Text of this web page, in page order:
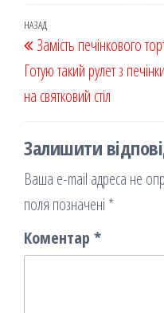
k on
я
Навігація
записів
Попередній
запис
НАЗАД
Замість печінкового
Готую такий рулет з печінки
на святковий стіл
Залишити
Ваша e-mail адреса не
поля позначені *
Коментар *